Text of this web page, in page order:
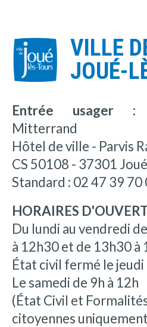
VILLE
JOUÉ-
Entrée usager :
Mitterrand
Hôtel de ville - Parvis
CS 50108 - 37301
Standard : 02 47 39 70
HORAIRES
Du lundi au vendredi
à 12h30 et de 13h30 à
État civil fermé le jeudi
Le samedi de 9h à 12h
(État Civil et
citoyennes